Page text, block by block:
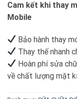
Cam kết khi thay
Mobile
Bảo hành thay
Thay thế nhanh
Hoàn phí sửa
về chất lượng mặt